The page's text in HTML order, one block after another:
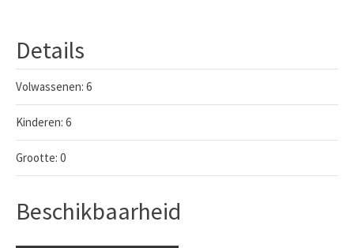
Details
Volwassenen: 6
Kinderen: 6
Grootte: 0
Beschikbaarheid